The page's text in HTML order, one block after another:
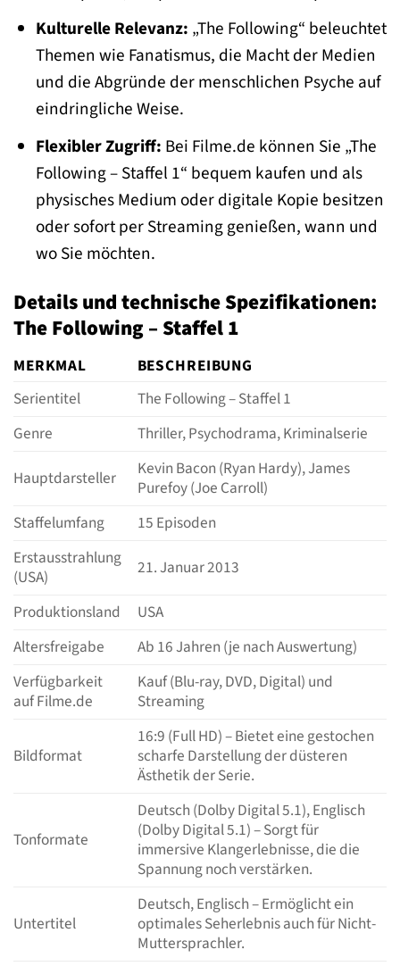
Kulturelle Relevanz: „The Following“ beleuchtet
Themen wie Fanatismus, die Macht der Medien
und die Abgründe der menschlichen Psyche auf
eindringliche Weise.
Flexibler Zugriff: Bei Filme.de können Sie „The
Following – Staffel 1“ bequem kaufen und als
physisches Medium oder digitale Kopie besitzen
oder sofort per Streaming genießen, wann und
wo Sie möchten.
Details und technische Spezifikationen:
The Following – Staffel 1
MERKMAL
BESCHREIBUNG
Serientitel
The Following – Staffel 1
Genre
Thriller, Psychodrama, Kriminalserie
Hauptdarsteller
Kevin Bacon (Ryan Hardy), James
Purefoy (Joe Carroll)
Staffelumfang
15 Episoden
Erstausstrahlung
(USA)
21. Januar 2013
Produktionsland
USA
Altersfreigabe
Ab 16 Jahren (je nach Auswertung)
Verfügbarkeit
auf Filme.de
Kauf (Blu-ray, DVD, Digital) und
Streaming
Bildformat
16:9 (Full HD) – Bietet eine gestochen
scharfe Darstellung der düsteren
Ästhetik der Serie.
Tonformate
Deutsch (Dolby Digital 5.1), Englisch
(Dolby Digital 5.1) – Sorgt für
immersive Klangerlebnisse, die die
Spannung noch verstärken.
Untertitel
Deutsch, Englisch – Ermöglicht ein
optimales Seherlebnis auch für Nicht-
Muttersprachler.